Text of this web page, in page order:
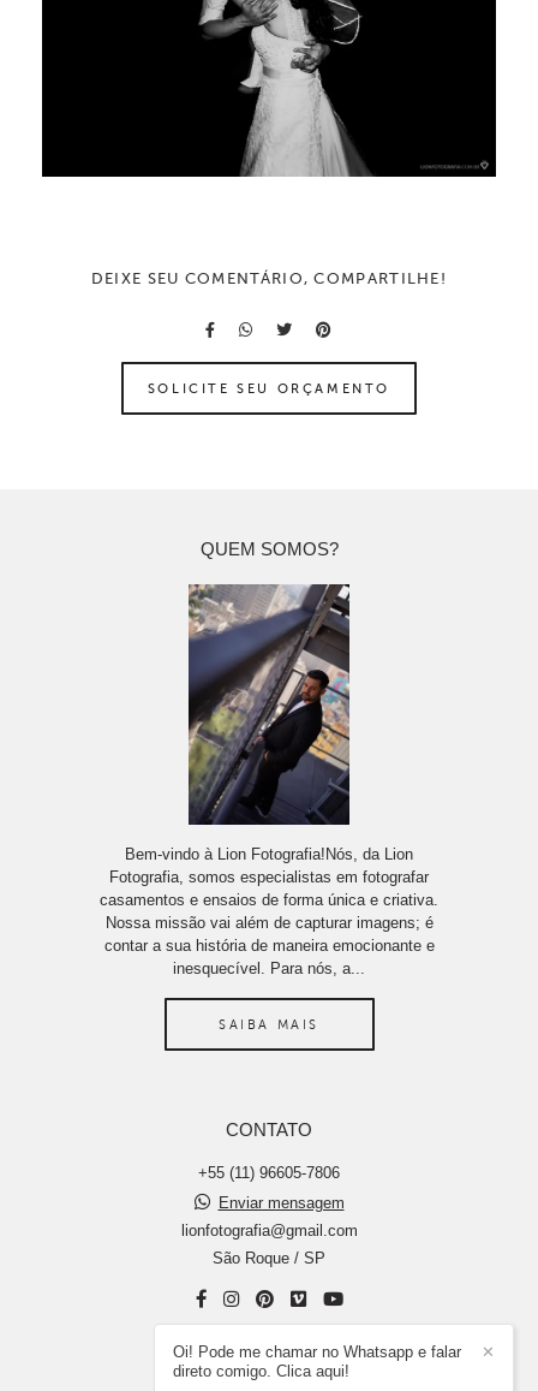
DEIXE SEU COMENTÁRIO, COMPARTILHE!
SOLICITE SEU ORÇAMENTO
QUEM SOMOS?
Bem-vindo à Lion Fotografia!Nós, da Lion
Fotografia, somos especialistas em fotografar
casamentos e ensaios de forma única e criativa.
Nossa missão vai além de capturar imagens; é
contar a sua história de maneira emocionante e
inesquecível. Para nós, a...
SAIBA MAIS
CONTATO
+55 (11) 96605-7806
Enviar mensagem
lionfotografia@gmail.com
São Roque / SP
CONTATO
✕
Oi! Pode me chamar no Whatsapp e falar
direto comigo. Clica aqui!